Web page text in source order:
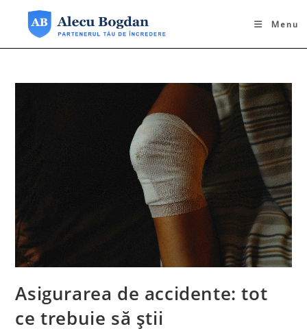
Menu
Asigurarea de accidente: tot
ce trebuie să știi